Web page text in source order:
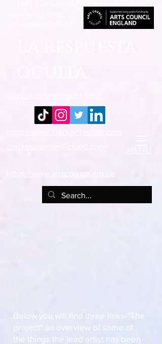
Went live 22/03/22
Below you will find three links-"The
project" an overview of some of
the things the lead artist has been